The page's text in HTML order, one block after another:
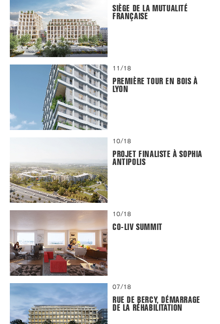
SIÈGE DE LA MUTUALITÉ
FRANÇAISE
11/18
PREMIÈRE TOUR EN BOIS À
LYON
10/18
PROJET FINALISTE À SOPHIA
ANTIPOLIS
10/18
CO-LIV SUMMIT
07/18
RUE DE BERCY, DÉMARRAGE
DE LA RÉHABILITATION